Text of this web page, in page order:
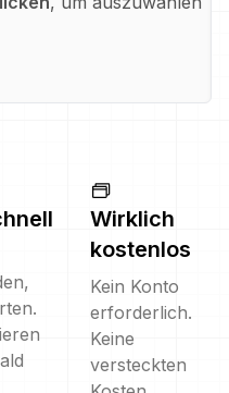
Wirklich
kostenlos
Kein Konto
erforderlich.
Keine
versteckten